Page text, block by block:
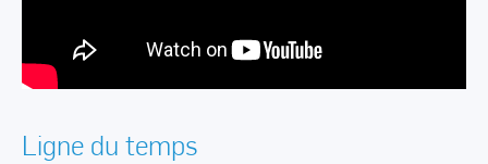
Ligne du temps